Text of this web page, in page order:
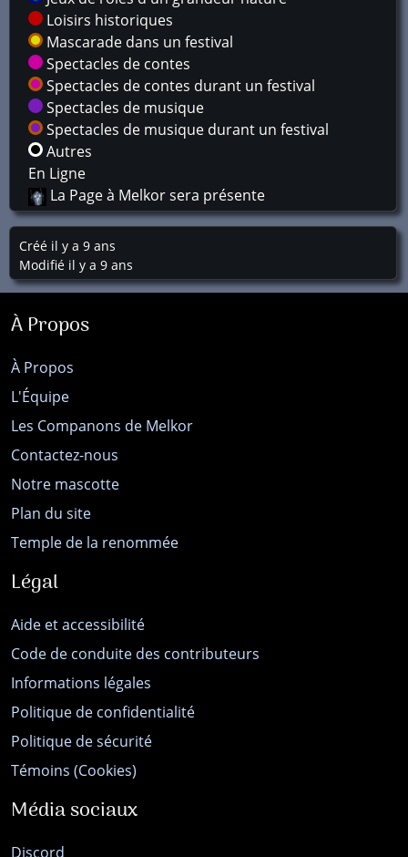
Loisirs historiques
Mascarade dans un festival
Spectacles de contes
Spectacles de contes durant un festival
Spectacles de musique
Spectacles de musique durant un festival
Autres
En Ligne
La Page à Melkor sera présente
Créé il y a 9 ans
Modifié il y a 9 ans
À Propos
À Propos
L'Équipe
Les Companons de Melkor
Contactez-nous
Notre mascotte
Plan du site
Temple de la renommée
Légal
Aide et accessibilité
Code de conduite des contributeurs
Informations légales
Politique de confidentialité
Politique de sécurité
Témoins (Cookies)
Média sociaux
Discord